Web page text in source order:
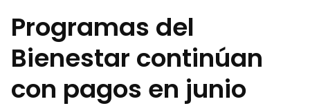
Programas del
Bienestar continúan
con pagos en junio